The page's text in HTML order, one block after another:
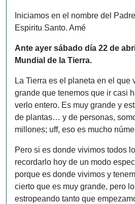
Iniciamos en el nombre del
Espiritu Santo. Amé
Ante ayer sábado día 22 de
Mundial de la Tierra.
La Tierra es el planeta en el que
grande que tenemos que ir casi
verlo entero. Es muy grande y
de plantas… y de personas,
millones; uff, eso es mucho
Pero si es donde vivimos todos
recordarlo hoy de un modo
porque es donde vivimos y
cierto que es muy grande, pero
estropeando tanto que